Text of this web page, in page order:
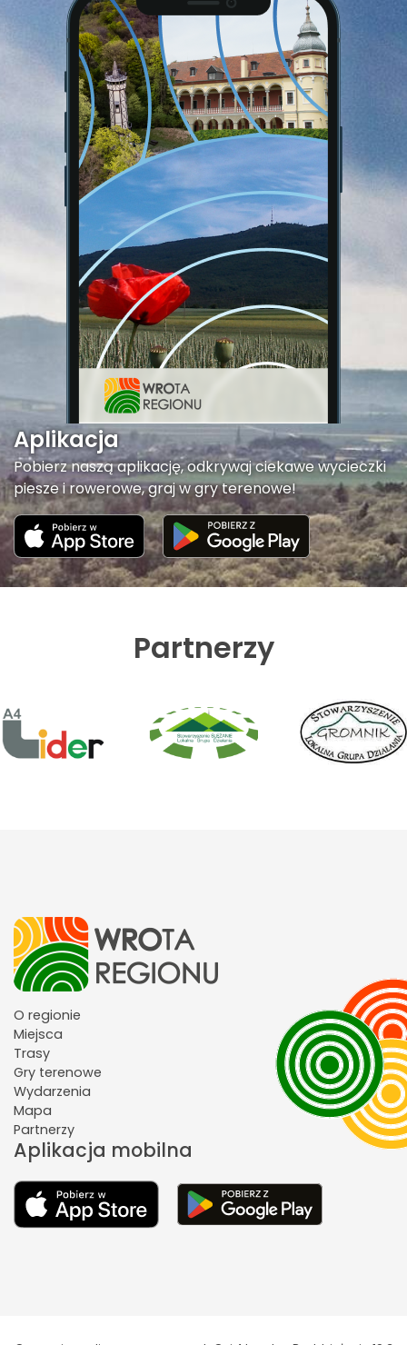
Aplikacja
Pobierz naszą aplikację, odkrywaj ciekawe wycieczki
piesze i rowerowe, graj w gry terenowe!
Partnerzy
O regionie
Miejsca
Trasy
Gry terenowe
Wydarzenia
Mapa
Partnerzy
Aplikacja mobilna